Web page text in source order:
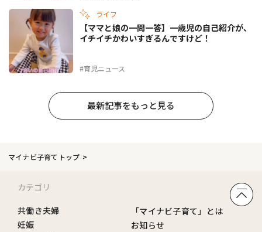
ライフ
#育児ニュース
【ママと娘の一問一答】一歳児の自己紹介が、
イチイチかわいすぎるんですけど！
最新記事をもっと見る
マイナビ子育てトップ
カテゴリ
共働き夫婦
妊娠
「マイナビ子育て」とは
お知らせ